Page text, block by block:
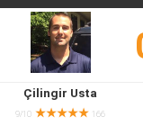
Çilingir Usta
9/10 ★★★★★ 166